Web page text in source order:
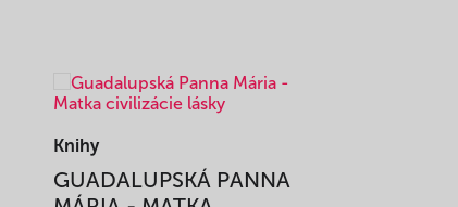
Knihy
GUADALUPSKÁ PANNA